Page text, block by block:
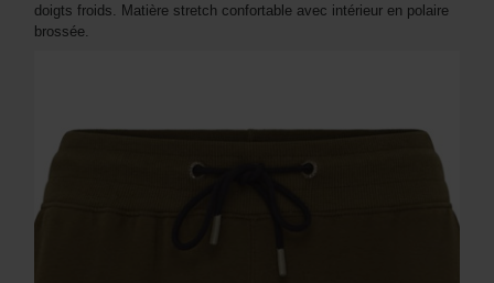
doigts froids. Matière stretch confortable avec intérieur en polaire
brossée.